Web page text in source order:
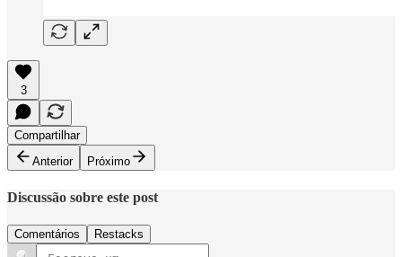
3
Compartilhar
Anterior
Próximo
Discussão sobre este post
Comentários Restacks